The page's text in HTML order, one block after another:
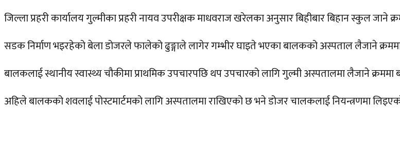
जिल्ला प्रहरी कार्यालय गुल्मीका प्रहरी नायव उपरीक्षक माधवराज खरेलका अनुसार बिहीबार बिहान स्कुल जाने
सडक निर्माण भइरहेको बेला डोजरले फालेको ढुङ्गाले लागेर गम्भीर घाइते भएका बालकको अस्पताल लैजाने
बालकलाई स्थानीय स्वास्थ्य चौकीमा प्राथमिक उपचारपछि थप उपचारको लागि गुल्मी अस्पतालमा लैजाने
अहिले बालकको शवलाई पोस्टमार्टमको लागि अस्पतालमा राखिएको छ भने डोजर चालकलाई नियन्त्रणमा